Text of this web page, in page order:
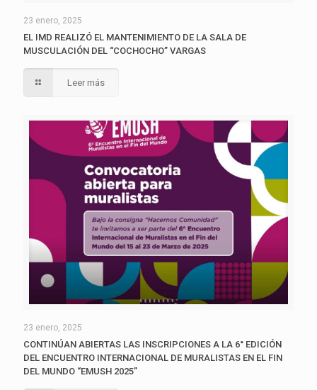
23 enero, 2025
EL IMD REALIZÓ EL MANTENIMIENTO DE LA SALA DE
MUSCULACIÓN DEL “COCHOCHO” VARGAS
Leer más
23 enero, 2025
CONTINÚAN ABIERTAS LAS INSCRIPCIONES A LA 6° EDICIÓN
DEL ENCUENTRO INTERNACIONAL DE MURALISTAS EN EL FIN
DEL MUNDO “EMUSH 2025”